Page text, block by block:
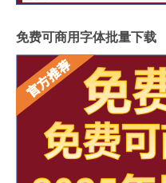
免费可商用字体批量下载